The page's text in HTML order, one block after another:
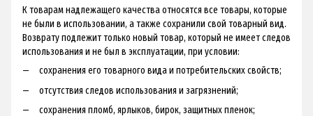
К товарам надлежащего качества относятся все товары, которые
не были в использовании, а также сохранили свой товарный вид.
Возврату подлежит только новый товар, который не имеет следов
использования и не был в эксплуатации, при условии:
сохранения его товарного вида и потребительских свойств;
отсутствия следов использования и загрязнений;
сохранения пломб, ярлыков, бирок, защитных пленок;